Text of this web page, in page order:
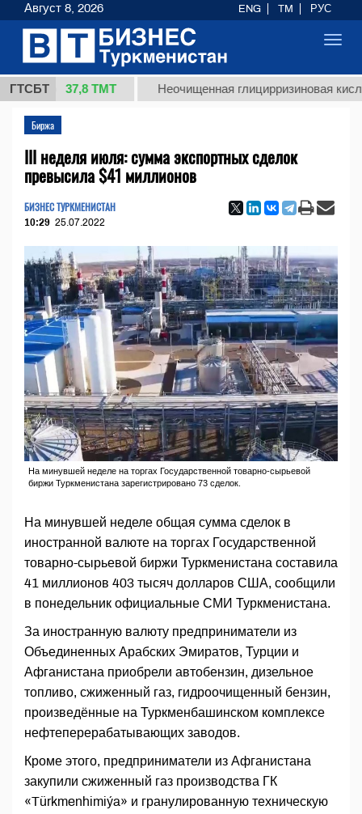
ГТСБТ
37,8 ТМТ Неочищенная глицирризиновая кислота
Биржа
III неделя июля: сумма экспортных сделок
превысила $41 миллионов
БИЗНЕС ТУРКМЕНИСТАН
10:29 25.07.2022
На минувшей неделе на торгах Государственной товарно-сырьевой
биржи Туркменистана зарегистрировано 73 сделок.
На минувшей неделе общая сумма сделок в
иностранной валюте на торгах Государственной
товарно-сырьевой биржи Туркменистана составила
41 миллионов 403 тысяч долларов США, сообщили
в понедельник официальные СМИ Туркменистана.
За иностранную валюту предприниматели из
Объединенных Арабских Эмиратов, Турции и
Афганистана приобрели автобензин, дизельное
топливо, сжиженный газ, гидроочищенный бензин,
произведённые на Туркменбашинском комплексе
нефтеперерабатывающих заводов.
Кроме этого, предприниматели из Афганистана
закупили сжиженный газ производства ГК
«Türkmenhimiýa» и гранулированную техническую
Август 8, 2026 ENG TM РУС